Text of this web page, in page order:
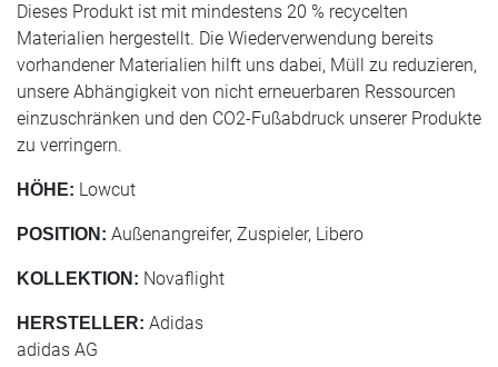
Dieses Produkt ist mit mindestens 20 % recycelten
Materialien hergestellt. Die Wiederverwendung bereits
vorhandener Materialien hilft uns dabei, Müll zu reduzieren,
unsere Abhängigkeit von nicht erneuerbaren Ressourcen
einzuschränken und den CO2-Fußabdruck unserer Produkte
zu verringern.
HÖHE: Lowcut
POSITION: Außenangreifer, Zuspieler, Libero
KOLLEKTION: Novaflight
HERSTELLER: Adidas
adidas AG